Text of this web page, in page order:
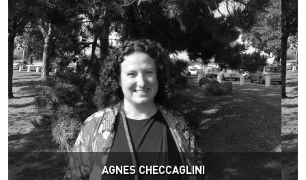
AGNES CHECCAGLINI